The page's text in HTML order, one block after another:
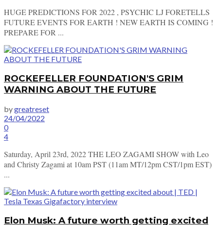
HUGE PREDICTIONS FOR 2022 , PSYCHIC LJ FORETELLS
FUTURE EVENTS FOR EARTH ! NEW EARTH IS COMING !
PREPARE FOR ...
ROCKEFELLER FOUNDATION'S GRIM
WARNING ABOUT THE FUTURE
bygreatreset
24/04/2022
0
4
Saturday, April 23rd, 2022 THE LEO ZAGAMI SHOW with Leo
and Christy Zagami at 10am PST (11am MT/12pm CST/1pm EST)
...
Elon Musk: A future worth getting excited